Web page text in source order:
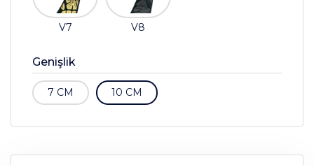
V7 V8
Genişlik
7 CM 10 CM